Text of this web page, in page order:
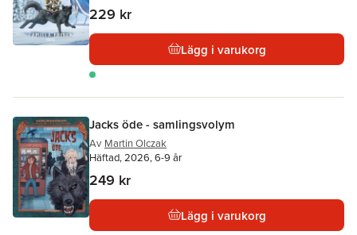
229 kr
Lägg i varukorg
Jacks öde - samlingsvolym
Av Martin Olczak
Häftad, 2026, 6-9 år
249 kr
Lägg i varukorg